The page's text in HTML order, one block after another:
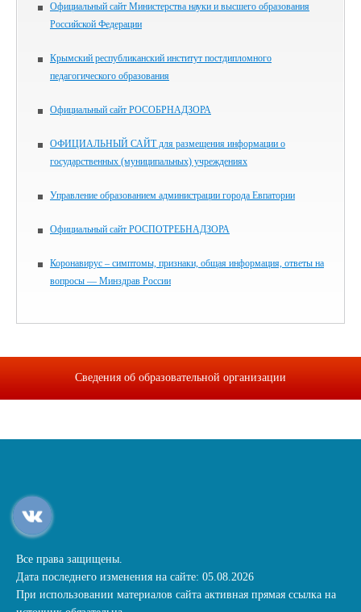
Официальный сайт Министерства науки и высшего образования
Российской Федерации
Крымский республиканский институт постдипломного
педагогического образования
Официальный сайт РОСОБРНАДЗОРА
ОФИЦИАЛЬНЫЙ САЙТ для размещения информации о
государственных (муниципальных) учреждениях
Управление образованием администрации города Евпатории
Официальный сайт РОСПОТРЕБНАДЗОРА
Коронавирус – симптомы, признаки, общая информация, ответы на
вопросы — Минздрав России
Сведения об образовательной организации
Все права защищены.
Дата последнего изменения на сайте: 05.08.2026
При использовании материалов сайта активная прямая ссылка на